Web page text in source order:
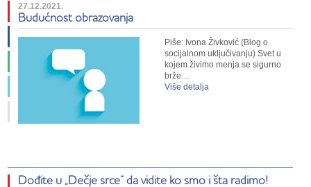
27.12.2021.
Budućnost obrazovanja
Piše: Ivona Živković (Blog o
socijalnom uključivanju) Svet u
kojem živimo menja se sigurno
brže…
Više detalja
Dođite u „Dečje srce“ da vidite ko smo i šta radimo!